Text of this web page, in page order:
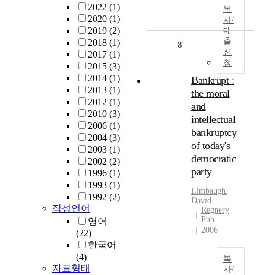
2022 (1)
2020 (1)
2019 (2)
2018 (1)
2017 (1)
2015 (3)
2014 (1)
2013 (1)
2012 (1)
2010 (3)
2006 (1)
2004 (3)
2003 (1)
2002 (2)
1996 (1)
1993 (1)
1992 (2)
작성언어
영어
(22)
한국어
(4)
자료형태
복
사/
대
출
신
청
8
Bankrupt :
the moral
and
intellectual
bankruptcy
of today's
democratic
party
Limbaugh,
David
Regnery
Pub.
2006
복
사/